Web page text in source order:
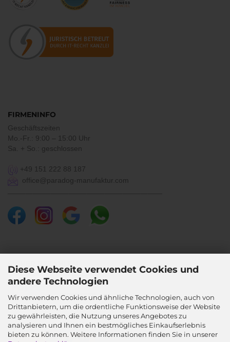
Diese Webseite verwendet Cookies und
andere Technologien
Wir verwenden Cookies und ähnliche Technologien, auch von
Drittanbietern, um die ordentliche Funktionsweise der Website
zu gewährleisten, die Nutzung unseres Angebotes zu
analysieren und Ihnen ein bestmögliches Einkaufserlebnis
bieten zu können. Weitere Informationen finden Sie in unserer
FIRMENINFO
Geschäftszeiten
Mo.-Fr.: 9:00 – 15:00 Uhr
Sa. + So.: geschlossen
+49 151 222 88 187
office@paradog-manufaktur.com
SICHER BEZAHLEN
SICHER VERSENDEN